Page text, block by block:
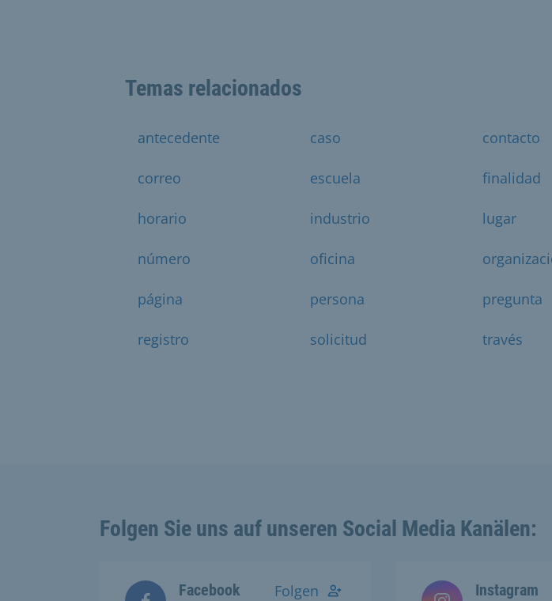
Temas relacionados
antecedente caso contacto
correo escuela finalidad
horario industrio lugar
número oficina
página persona pregunta
registro solicitud través
Folgen Sie uns auf unseren Social Media Kanälen:
Facebook Folgen Instagram